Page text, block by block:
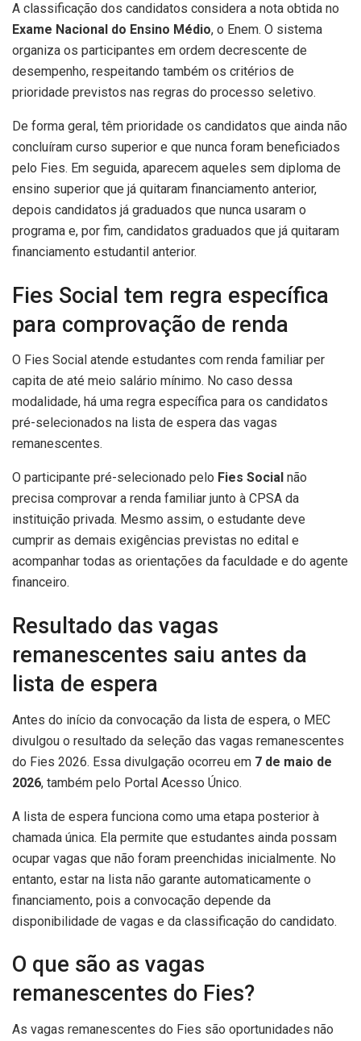
A classificação dos candidatos considera a nota obtida no
Exame Nacional do Ensino Médio, o Enem. O sistema
organiza os participantes em ordem decrescente de
desempenho, respeitando também os critérios de
prioridade previstos nas regras do processo seletivo.
De forma geral, têm prioridade os candidatos que ainda não
concluíram curso superior e que nunca foram beneficiados
pelo Fies. Em seguida, aparecem aqueles sem diploma de
ensino superior que já quitaram financiamento anterior,
depois candidatos já graduados que nunca usaram o
programa e, por fim, candidatos graduados que já quitaram
financiamento estudantil anterior.
Fies Social tem regra específica
para comprovação de renda
O Fies Social atende estudantes com renda familiar per
capita de até meio salário mínimo. No caso dessa
modalidade, há uma regra específica para os candidatos
pré-selecionados na lista de espera das vagas
remanescentes.
O participante pré-selecionado pelo Fies Social não
precisa comprovar a renda familiar junto à CPSA da
instituição privada. Mesmo assim, o estudante deve
cumprir as demais exigências previstas no edital e
acompanhar todas as orientações da faculdade e do agente
financeiro.
Resultado das vagas
remanescentes saiu antes da
lista de espera
Antes do início da convocação da lista de espera, o MEC
divulgou o resultado da seleção das vagas remanescentes
do Fies 2026. Essa divulgação ocorreu em 7 de maio de
2026, também pelo Portal Acesso Único.
A lista de espera funciona como uma etapa posterior à
chamada única. Ela permite que estudantes ainda possam
ocupar vagas que não foram preenchidas inicialmente. No
entanto, estar na lista não garante automaticamente o
financiamento, pois a convocação depende da
disponibilidade de vagas e da classificação do candidato.
O que são as vagas
remanescentes do Fies?
As vagas remanescentes do Fies são oportunidades não